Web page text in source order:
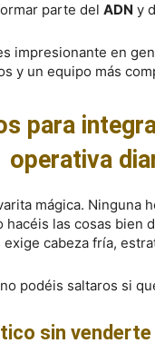
parte del ADN y
impresionante en
y un equipo más
para
operativa
mágica. Ninguna
las cosas bien
cabeza fría,
podéis saltaros si
sin